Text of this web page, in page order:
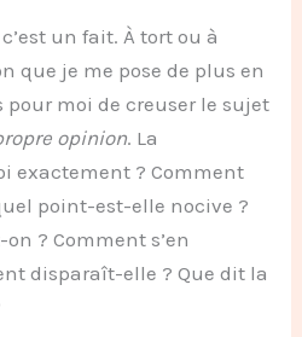
un fait. À tort ou à
que je me pose de plus en
pour moi de creuser le sujet
opinion. La
exactement ? Comment
point-est-elle nocive ?
? Comment s’en
disparaît-elle ? Que dit la